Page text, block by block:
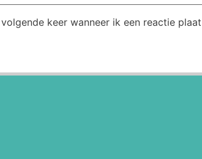
keer wanneer ik een reactie